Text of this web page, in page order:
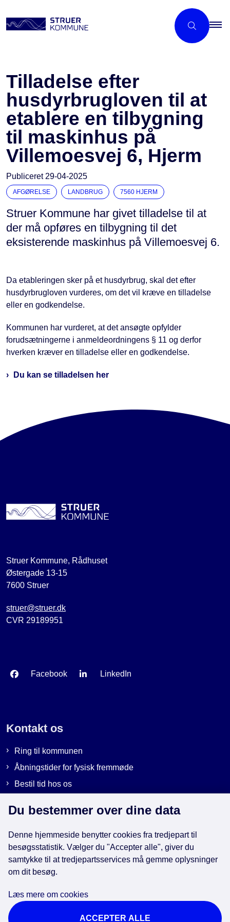
Tilladelse efter
husdyrbrugloven til at
etablere en tilbygning
til maskinhus på
Villemoesvej 6, Hjerm
Publiceret 29-04-2025
AFGØRELSE LANDBRUG 7560 HJERM
Struer Kommune har givet tilladelse til at
der må opføres en tilbygning til det
eksisterende maskinhus på Villemoesvej 6.
Da etableringen sker på et husdyrbrug, skal det efter
husdyrbrugloven vurderes, om det vil kræve en tilladelse
eller en godkendelse.
Kommunen har vurderet, at det ansøgte opfylder
forudsætningerne i anmeldeordningens § 11 og derfor
hverken kræver en tilladelse eller en godkendelse.
Du kan se tilladelsen her
Struer Kommune, Rådhuset
Østergade 13-15
7600 Struer
struer@struer.dk
CVR 29189951
Facebook LinkedIn
Kontakt os
Ring til kommunen
Åbningstider for fysisk fremmøde
Bestil tid hos os
Genveje
EAN-numre i kommunen
Cookies
Du bestemmer over dine data
Denne hjemmeside benytter cookies fra tredjepart til
besøgsstatistik. Vælger du "Accepter alle", giver du
samtykke til at tredjepartsservices må gemme oplysninger
om dit besøg.
Læs mere om cookies
ACCEPTER ALLE